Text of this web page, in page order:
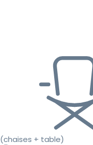
(chaises + table)